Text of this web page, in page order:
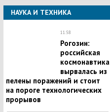
НАУКА И ТЕХНИКА
11:58
Рогозин:
российская
космонавтика
вырвалась из
пелены поражений и стоит
на пороге технологических
прорывов